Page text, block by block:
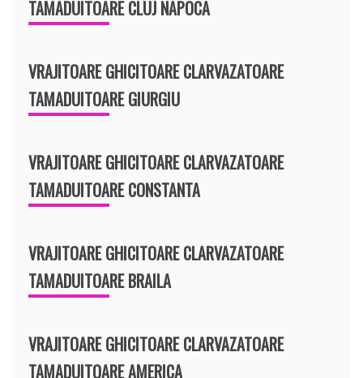
TAMADUITOARE CLUJ NAPOCA
VRAJITOARE GHICITOARE CLARVAZATOARE
TAMADUITOARE GIURGIU
VRAJITOARE GHICITOARE CLARVAZATOARE
TAMADUITOARE CONSTANTA
VRAJITOARE GHICITOARE CLARVAZATOARE
TAMADUITOARE BRAILA
VRAJITOARE GHICITOARE CLARVAZATOARE
TAMADUITOARE AMERICA